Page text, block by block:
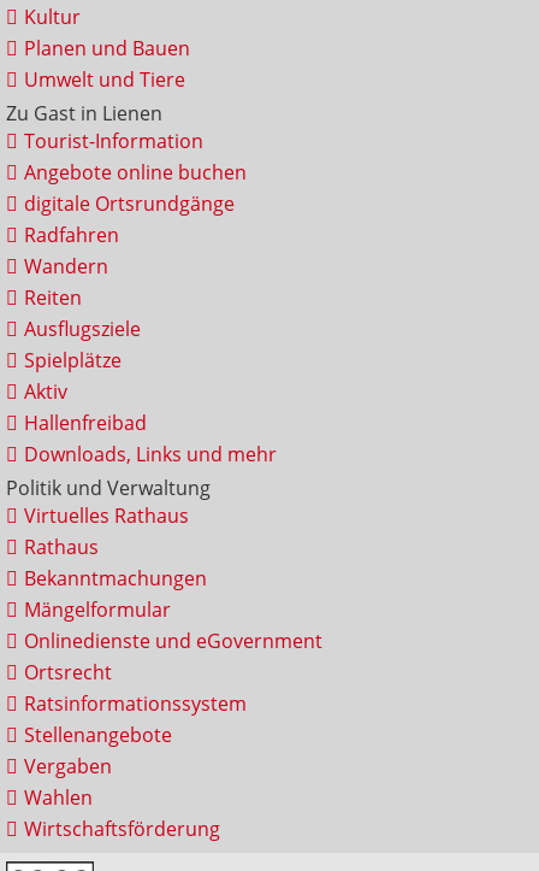
Kultur
Planen und Bauen
Umwelt und Tiere
Zu Gast in Lienen
Tourist-Information
Angebote online buchen
digitale Ortsrundgänge
Radfahren
Wandern
Reiten
Ausflugsziele
Spielplätze
Aktiv
Hallenfreibad
Downloads, Links und mehr
Politik und Verwaltung
Virtuelles Rathaus
Rathaus
Bekanntmachungen
Mängelformular
Onlinedienste und eGovernment
Ortsrecht
Ratsinformationssystem
Stellenangebote
Vergaben
Wahlen
Wirtschaftsförderung